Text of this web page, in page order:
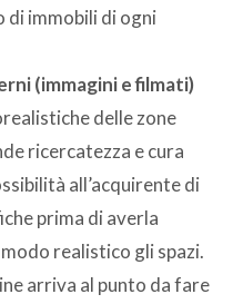
di immobili di ogni
(immagini e filmati)
delle zone
ricercatezza e cura
all’acquirente di
prima di averla
realistico gli spazi.
arriva al punto da fare